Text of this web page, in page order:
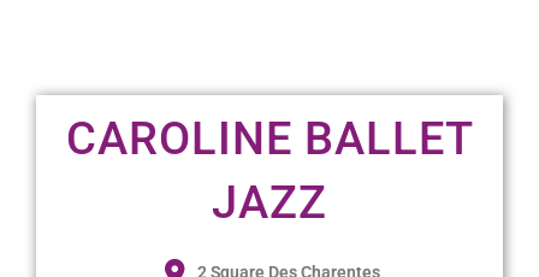
CAROLINE BALLET
JAZZ
2 Square Des Charentes